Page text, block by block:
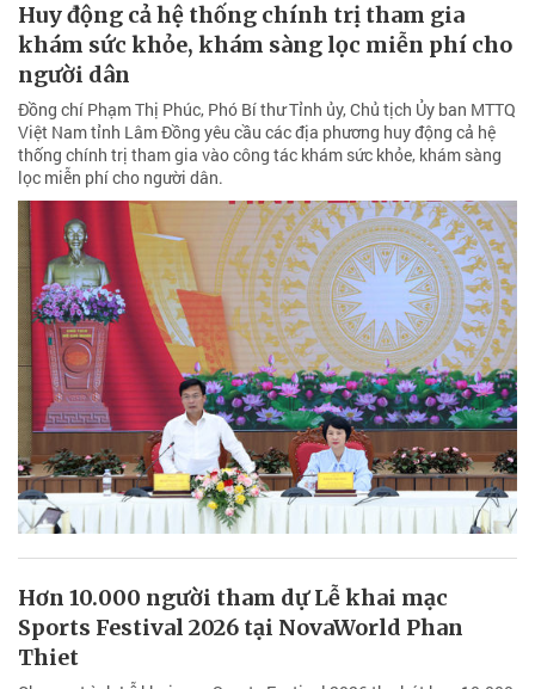
Huy động cả hệ thống chính trị tham gia
khám sức khỏe, khám sàng lọc miễn phí cho
người dân
Đồng chí Phạm Thị Phúc, Phó Bí thư Tỉnh ủy, Chủ tịch Ủy ban MTTQ
Việt Nam tỉnh Lâm Đồng yêu cầu các địa phương huy động cả hệ
thống chính trị tham gia vào công tác khám sức khỏe, khám sàng
lọc miễn phí cho người dân.
Hơn 10.000 người tham dự Lễ khai mạc
Sports Festival 2026 tại NovaWorld Phan
Thiet